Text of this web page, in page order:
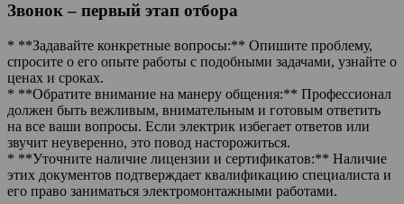
Звонок – первый этап отбора
* **Задавайте конкретные вопросы:** Опишите проблему,
спросите о его опыте работы с подобными задачами, узнайте о
ценах и сроках.
* **Обратите внимание на манеру общения:** Профессионал
должен быть вежливым, внимательным и готовым ответить
на все ваши вопросы. Если электрик избегает ответов или
звучит неуверенно, это повод насторожиться.
* **Уточните наличие лицензии и сертификатов:** Наличие
этих документов подтверждает квалификацию специалиста и
его право заниматься электромонтажными работами.